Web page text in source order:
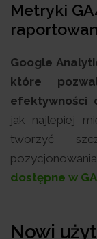
Metryki
Google
które
efektywności
jak najlepiej
tworzyć
dostępne w
Nowi